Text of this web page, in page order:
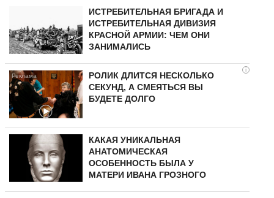
ИСТРЕБИТЕЛЬНАЯ БРИГАДА И
ИСТРЕБИТЕЛЬНАЯ ДИВИЗИЯ
КРАСНОЙ АРМИИ: ЧЕМ ОНИ
ЗАНИМАЛИСЬ
i
РОЛИК ДЛИТСЯ НЕСКОЛЬКО
СЕКУНД, А СМЕЯТЬСЯ ВЫ
БУДЕТЕ ДОЛГО
КАКАЯ УНИКАЛЬНАЯ
АНАТОМИЧЕСКАЯ
ОСОБЕННОСТЬ БЫЛА У
МАТЕРИ ИВАНА ГРОЗНОГО